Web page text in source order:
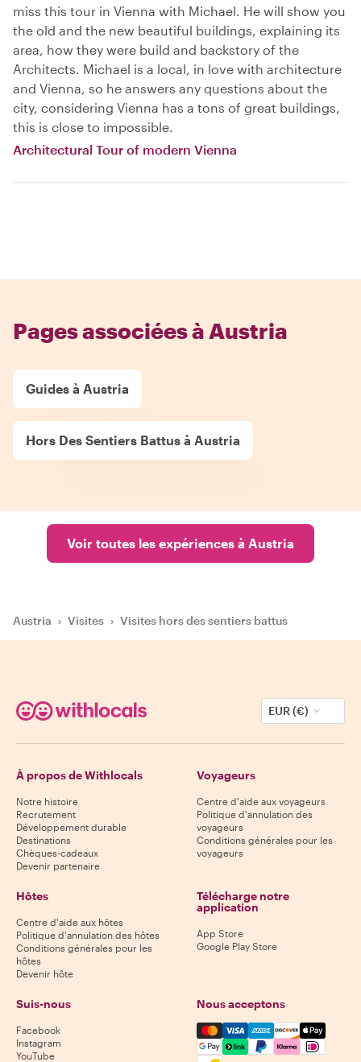
miss this tour in Vienna with Michael. He will show you
the old and the new beautiful buildings, explaining its
area, how they were build and backstory of the
Architects. Michael is a local, in love with architecture
and Vienna, so he answers any questions about the
city, considering Vienna has a tons of great buildings,
this is close to impossible.
Architectural Tour of modern Vienna
Pages associées à Austria
Guides à Austria
Hors Des Sentiers Battus à Austria
Voir toutes les expériences à Austria
Austria › Visites › Visites hors des sentiers battus
EUR (€)
À propos de Withlocals
Notre histoire
Recrutement
Développement durable
Destinations
Chèques-cadeaux
Devenir partenaire
Voyageurs
Centre d'aide aux voyageurs
Politique d'annulation des
voyageurs
Conditions générales pour les
voyageurs
Hôtes
Centre d'aide aux hôtes
Politique d'annulation des hôtes
Conditions générales pour les
hôtes
Devenir hôte
Télécharge notre
application
App Store
Google Play Store
Suis-nous
Facebook
Instagram
YouTube
Nous acceptons
Mastercard, Visa, Amex,